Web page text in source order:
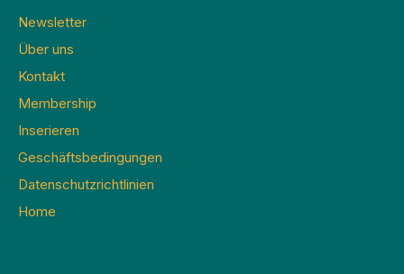
Newsletter
Über uns
Kontakt
Membership
Inserieren
Geschäftsbedingungen
Datenschutzrichtlinien
Home